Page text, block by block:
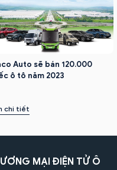
Auto sẽ bán 120.000
ô tô năm 2023
chi tiết
MẠI ĐIỆN TỬ Ô